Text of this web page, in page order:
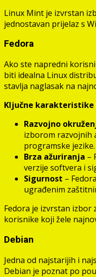
Linux Mint je izvrstan
jednostavan prijelaz s
Fedora
Ako ste napredni
biti idealna Linux
stavlja naglasak na
Ključne karakteristike
Razvojno
izborom razvojnih
programske jezike.
Brza ažuriranja –
verzije softvera i
Sigurnost –
ugrađenim
Fedora je izvrstan
korisnike koji žele
Debian
Jedna od najstarijih i
Debian je poznat po